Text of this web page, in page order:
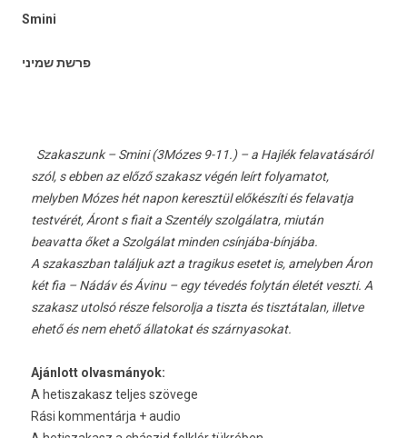
Smini
פרשת שמיני
Szakaszunk –Smini (3Mózes 9-11.)– a Hajlék felavatásáról
szól, s ebben az előző szakasz végén leírt folyamatot,
melyben Mózes hét napon keresztül előkészíti és felavatja
testvérét, Áront s fiait a Szentély szolgálatra, miután
beavatta őket a Szolgálat minden csínjába-bínjába.
A szakaszban találjuk azt a tragikus esetet is, amelyben Áron
két fia – Nádáv és Ávinu – egy tévedés folytán életét veszti. A
szakasz utolsó része felsorolja a tiszta és tisztátalan, illetve
ehető és nem ehető állatokat és szárnyasokat.
Ajánlott ol­vasmányok:
A hetis­zakasz tel­jes szövege
Rási kom­mentár­ja + audio